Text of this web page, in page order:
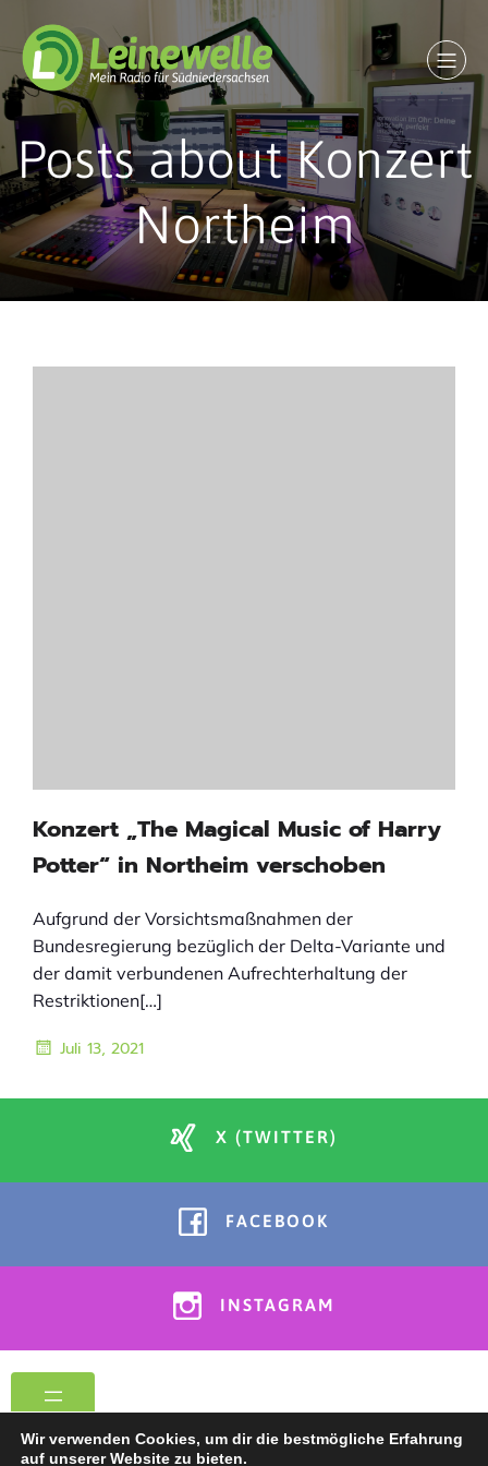
Posts about Konzert
Northeim
Konzert „The Magical Music of Harry
Potter“ in Northeim verschoben
Aufgrund der Vorsichtsmaßnahmen der
Bundesregierung bezüglich der Delta-Variante und
der damit verbundenen Aufrechterhaltung der
Restriktionen[…]
Juli 13, 2021
X (TWITTER)
FACEBOOK
INSTAGRAM
Wir verwenden Cookies, um dir die bestmögliche Erfahrung
auf unserer Website zu bieten.